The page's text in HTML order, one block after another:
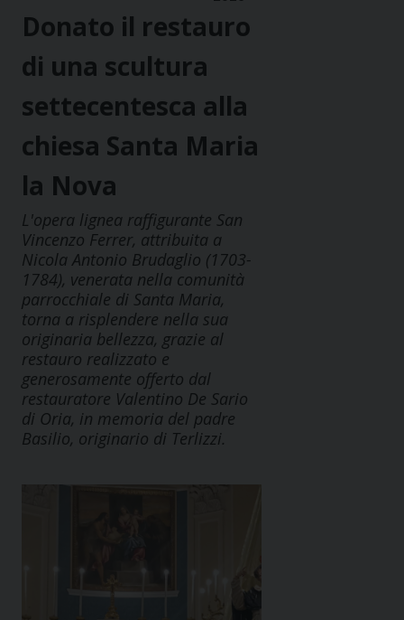
Donato il restauro
di una scultura
settecentesca alla
chiesa Santa Maria
la Nova
L'opera lignea raffigurante San
Vincenzo Ferrer, attribuita a
Nicola Antonio Brudaglio (1703-
1784), venerata nella comunità
parrocchiale di Santa Maria,
torna a risplendere nella sua
originaria bellezza, grazie al
restauro realizzato e
generosamente offerto dal
restauratore Valentino De Sario
di Oria, in memoria del padre
Basilio, originario di Terlizzi.